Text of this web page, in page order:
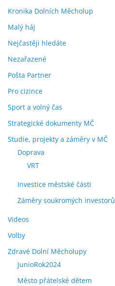
Kronika Dolních Měcholup
Malý háj
Nejčastěji hledáte
Nezařazené
Pošta Partner
Pro cizince
Sport a volný čas
Strategické dokumenty MČ
Studie, projekty a záměry v MČ
Doprava
VRT
Investice městské části
Záměry soukromých investorů
Videos
Volby
Zdravé Dolní Měcholupy
JunioRok2024
Město přátelské dětem